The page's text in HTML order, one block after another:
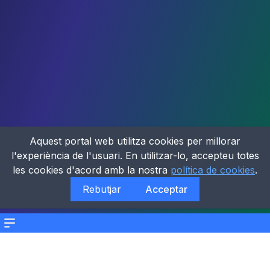
Menu
Aquest portal web utilitza cookies per millorar
l'experiència de l'usuari. En utilitzar-lo, accepteu totes
les cookies d'acord amb la nostra política de cookies.
Rebutjar
Acceptar